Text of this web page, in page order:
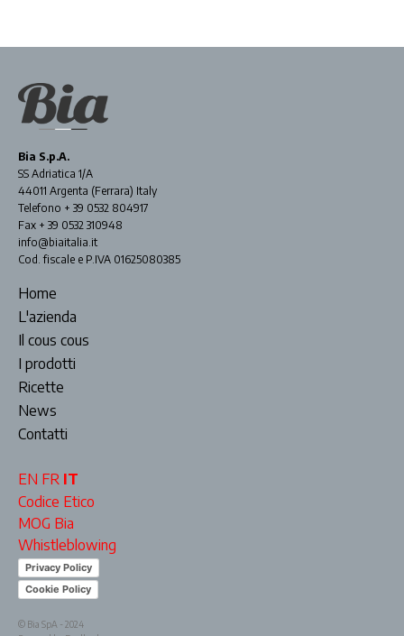
Bia S.p.A.
SS Adriatica 1/A
44011 Argenta (Ferrara) Italy
Telefono + 39 0532 804917
Fax + 39 0532 310948
info@biaitalia.it
Cod. fiscale e P.IVA 01625080385
Home
L'azienda
Il cous cous
I prodotti
Ricette
News
Contatti
EN FR IT
Codice Etico
MOG Bia
Whistleblowing
Privacy Policy
Cookie Policy
© Bia SpA - 2024